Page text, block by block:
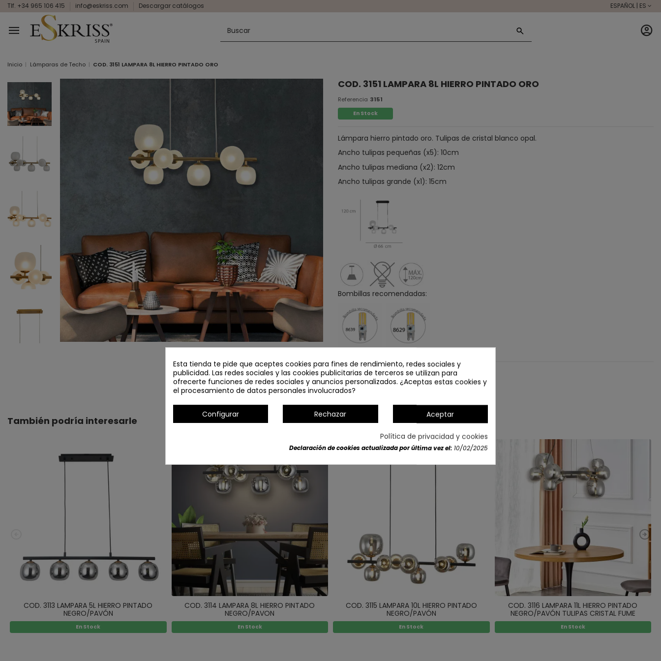
Tlf. +34 965 106 415 info@eskriss.com Descargar catálogos ESPAÑOL | ES
Inicio Lámparas de Techo COD. 3151 LAMPARA 8L HIERRO PINTADO ORO
COD. 3151 LAMPARA 8L HIERRO PINTADO ORO
Referencia 3151
En Stock
Lámpara hierro pintado oro. Tulipas de cristal blanco opal.
Ancho tulipas pequeñas (x5): 10cm
Ancho tulipas mediana (x2): 12cm
Ancho tulipas grande (x1): 15cm
Bombillas recomendadas:
Detalles del producto
También podría interesarle
COD. 3113 LAMPARA 5L HIERRO PINTADO
NEGRO/PAVÓN
En Stock
COD. 3114 LAMPARA 8L HIERRO PINTADO
NEGRO/PAVON
En Stock
COD. 3115 LAMPARA 10L HIERRO PINTADO
NEGRO/PAVÓN
En Stock
COD. 3116 LAMPARA 11L HIERRO PINTADO
NEGRO/PAVÓN TULIPAS CRISTAL FUME
En Stock
Esta tienda te pide que aceptes cookies para fines de rendimiento, redes sociales y
publicidad. Las redes sociales y las cookies publicitarias de terceros se utilizan para
ofrecerte funciones de redes sociales y anuncios personalizados. ¿Aceptas estas cookies y
el procesamiento de datos personales involucrados?
Configurar Rechazar Aceptar
Política de privacidad y cookies
Declaración de cookies actualizada por última vez el: 10/02/2025